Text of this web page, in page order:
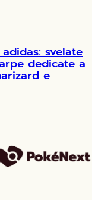
svelate
dedicate a
e